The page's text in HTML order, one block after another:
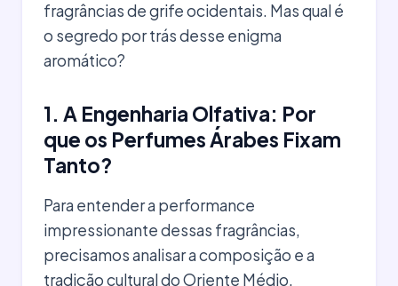
fragrâncias de grife ocidentais. Mas qual é
o segredo por trás desse enigma
aromático?
1. A Engenharia Olfativa: Por
que os Perfumes Árabes Fixam
Tanto?
Para entender a performance
impressionante dessas fragrâncias,
precisamos analisar a composição e a
tradição cultural do Oriente Médio.